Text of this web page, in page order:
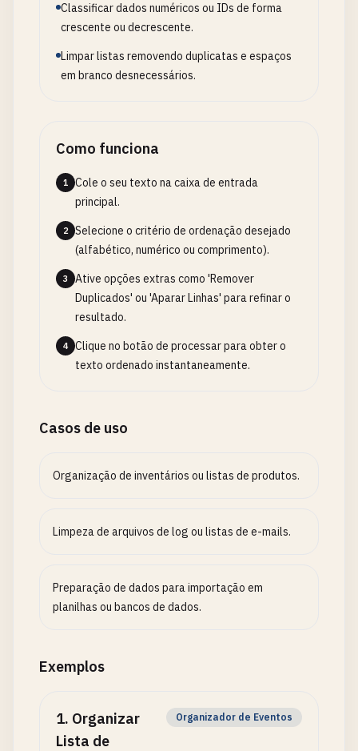
Classificar dados numéricos ou IDs de forma
crescente ou decrescente.
Limpar listas removendo duplicatas e espaços
em branco desnecessários.
Como funciona
1
Cole o seu texto na caixa de entrada
principal.
2
Selecione o critério de ordenação desejado
(alfabético, numérico ou comprimento).
3
Ative opções extras como 'Remover
Duplicados' ou 'Aparar Linhas' para refinar o
resultado.
4
Clique no botão de processar para obter o
texto ordenado instantaneamente.
Casos de uso
Organização de inventários ou listas de produtos.
Limpeza de arquivos de log ou listas de e-mails.
Preparação de dados para importação em
planilhas ou bancos de dados.
Exemplos
1. Organizar
Lista de
Organizador de Eventos